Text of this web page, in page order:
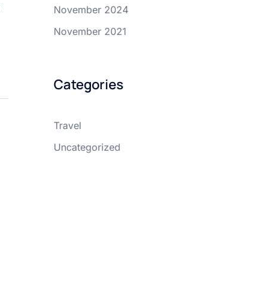
November 2024
November 2021
Categories
Travel
Uncategorized